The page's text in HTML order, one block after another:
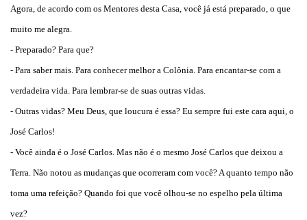
Agora, de acordo com os Mentores desta Casa, você já está preparado, o que
muito me alegra.
- Preparado? Para que?
- Para saber mais. Para conhecer melhor a Colônia. Para encantar-se com a
verdadeira vida. Para lembrar-se de suas outras vidas.
- Outras vidas? Meu Deus, que loucura é essa? Eu sempre fui este cara aqui, o
José Carlos!
- Você ainda é o José Carlos. Mas não é o mesmo José Carlos que deixou a
Terra. Não notou as mudanças que ocorreram com você? A quanto tempo não
toma uma refeição? Quando foi que você olhou-se no espelho pela última
vez?